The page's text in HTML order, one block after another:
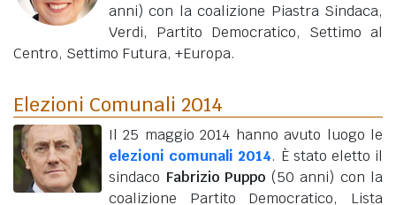
anni) con la coalizione Piastra Sindaca,
Verdi, Partito Democratico, Settimo al
Centro, Settimo Futura, +Europa.
Elezioni Comunali 2014
Il 25 maggio 2014 hanno avuto luogo le
elezioni comunali 2014. È stato eletto il
sindaco Fabrizio Puppo (50 anni) con la
coalizione Partito Democratico, Lista